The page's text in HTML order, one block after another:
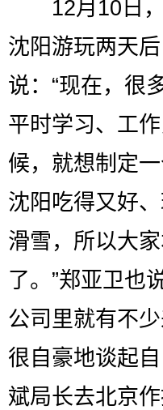
12月10日，
沈阳游玩两天
说：“现在，很
平时学习、工
候，就想制定
沈阳吃得又好
滑雪，所以大
了。”郑亚卫也
公司里就有不
很自豪地谈起
斌局长去北京